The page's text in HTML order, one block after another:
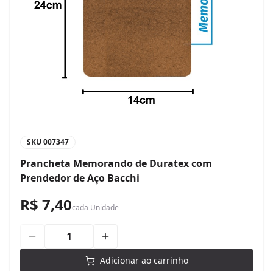
SKU 007347
Prancheta Memorando de Duratex com
Prendedor de Aço Bacchi
R$ 7,40cada Unidade
Adicionar ao carrinho